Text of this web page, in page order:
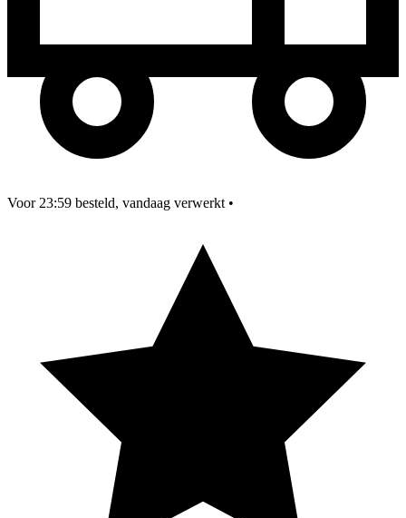
Voor 23:59 besteld, vandaag verwerkt •